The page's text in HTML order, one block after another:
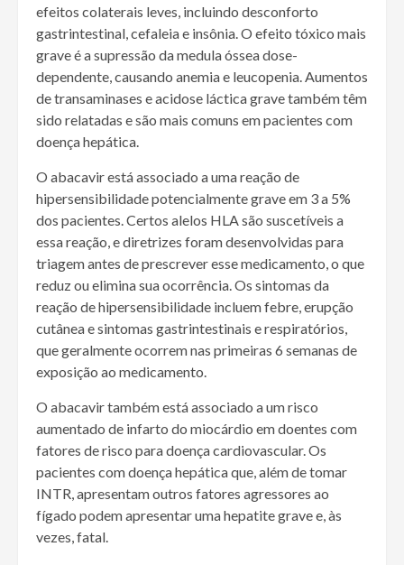
efeitos colaterais leves, incluindo desconforto
gastrintestinal, cefaleia e insônia. O efeito tóxico mais
grave é a supressão da medula óssea dose-
dependente, causando anemia e leucopenia. Aumentos
de transaminases e acidose láctica grave também têm
sido relatadas e são mais comuns em pacientes com
doença hepática.
O abacavir está associado a uma reação de
hipersensibilidade potencialmente grave em 3 a 5%
dos pacientes. Certos alelos HLA são suscetíveis a
essa reação, e diretrizes foram desenvolvidas para
triagem antes de prescrever esse medicamento, o que
reduz ou elimina sua ocorrência. Os sintomas da
reação de hipersensibilidade incluem febre, erupção
cutânea e sintomas gastrintestinais e respiratórios,
que geralmente ocorrem nas primeiras 6 semanas de
exposição ao medicamento.
O abacavir também está associado a um risco
aumentado de infarto do miocárdio em doentes com
fatores de risco para doença cardiovascular. Os
pacientes com doença hepática que, além de tomar
INTR, apresentam outros fatores agressores ao
fígado podem apresentar uma hepatite grave e, às
vezes, fatal.